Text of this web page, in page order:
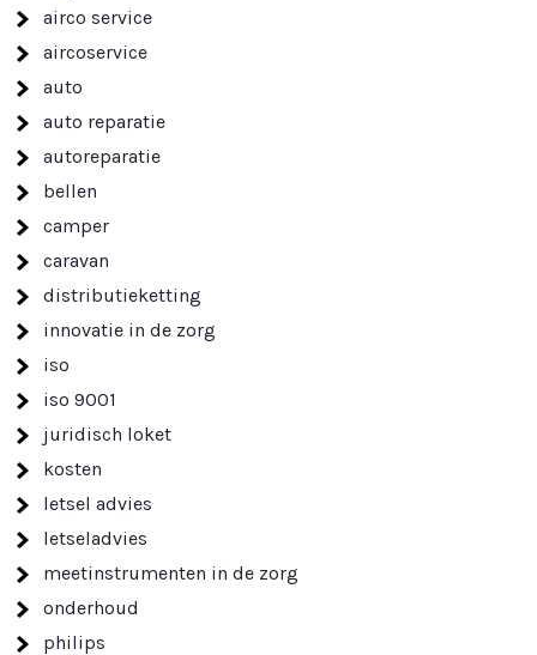
airco service
aircoservice
auto
auto reparatie
autoreparatie
bellen
camper
caravan
distributieketting
innovatie in de zorg
iso
iso 9001
juridisch loket
kosten
letsel advies
letseladvies
meetinstrumenten in de zorg
onderhoud
philips